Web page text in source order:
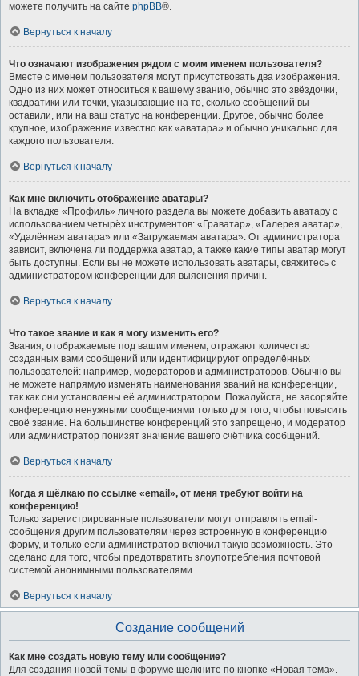
можете получить на сайте phpBB®.
Вернуться к началу
Что означают изображения рядом с моим именем пользователя?
Вместе с именем пользователя могут присутствовать два изображения.
Одно из них может относиться к вашему званию, обычно это звёздочки,
квадратики или точки, указывающие на то, сколько сообщений вы
оставили, или на ваш статус на конференции. Другое, обычно более
крупное, изображение известно как «аватара» и обычно уникально для
каждого пользователя.
Вернуться к началу
Как мне включить отображение аватары?
На вкладке «Профиль» личного раздела вы можете добавить аватару с
использованием четырёх инструментов: «Граватар», «Галерея аватар»,
«Удалённая аватара» или «Загружаемая аватара». От администратора
зависит, включена ли поддержка аватар, а также какие типы аватар могут
быть доступны. Если вы не можете использовать аватары, свяжитесь с
администратором конференции для выяснения причин.
Вернуться к началу
Что такое звание и как я могу изменить его?
Звания, отображаемые под вашим именем, отражают количество
созданных вами сообщений или идентифицируют определённых
пользователей: например, модераторов и администраторов. Обычно вы
не можете напрямую изменять наименования званий на конференции,
так как они установлены её администратором. Пожалуйста, не засоряйте
конференцию ненужными сообщениями только для того, чтобы повысить
своё звание. На большинстве конференций это запрещено, и модератор
или администратор понизят значение вашего счётчика сообщений.
Вернуться к началу
Когда я щёлкаю по ссылке «email», от меня требуют войти на
конференцию!
Только зарегистрированные пользователи могут отправлять email-
сообщения другим пользователям через встроенную в конференцию
форму, и только если администратор включил такую возможность. Это
сделано для того, чтобы предотвратить злоупотребления почтовой
системой анонимными пользователями.
Вернуться к началу
Создание сообщений
Как мне создать новую тему или сообщение?
Для создания новой темы в форуме щёлкните по кнопке «Новая тема».